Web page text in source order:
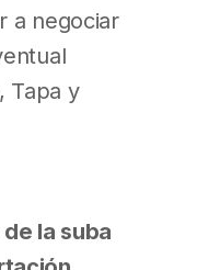
a negociar
Tapa y
la suba